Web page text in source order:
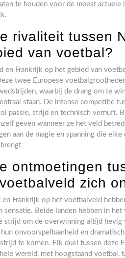
te houden voor de meest
rivaliteit tussen
van voetbal?
en Frankrijk op het gebied van
twee Europese
waarbij de drang om te
staan. De intense competitie
passie, strijd en technisch vernuft.
geven wanneer ze het veld
aan de magie en spanning die
ontmoetingen
zich
en Frankrijk op het voetbalveld
Beide landen hebben in
strijd om de overwinning altijd
onvoorspelbaarheid en
te komen. Elk duel tussen deze
wereld, met hoogstaand voetbal,